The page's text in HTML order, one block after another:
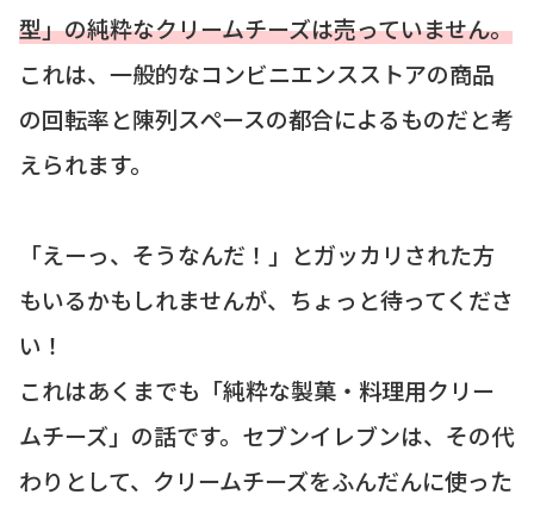
型」の純粋なクリームチーズは売っていません。
これは、一般的なコンビニエンスストアの商品
の回転率と陳列スペースの都合によるものだと考
えられます。
「えーっ、そうなんだ！」とガッカリされた方
もいるかもしれませんが、ちょっと待ってくださ
い！
これはあくまでも「純粋な製菓・料理用クリー
ムチーズ」の話です。セブンイレブンは、その代
わりとして、クリームチーズをふんだんに使った